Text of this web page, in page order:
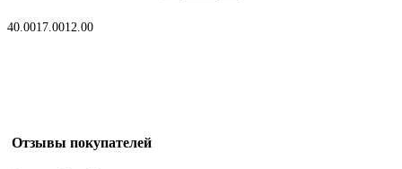
40.0017.0012.00
Отзывы покупателей